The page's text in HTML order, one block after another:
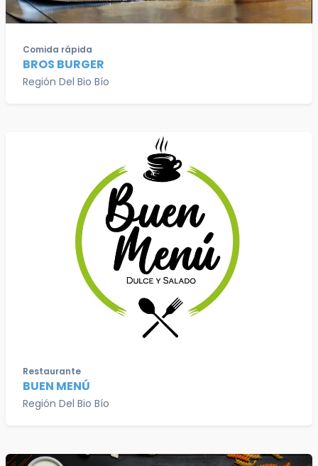
Comida rápida
BROS BURGER
Región Del Bio Bío
Restaurante
BUEN MENÚ
Región Del Bio Bío